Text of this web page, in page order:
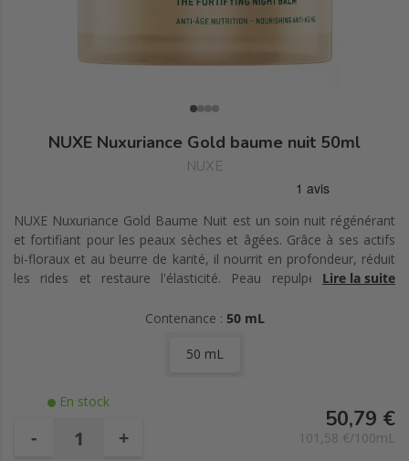
NUXE Nuxuriance Gold baume nuit 50ml
NUXE
NUXE Nuxuriance Gold Baume Nuit est un soin nuit régénérant
et fortifiant pour les peaux sèches et âgées. Grâce à ses actifs
bi-floraux et au beurre de karité, il nourrit en profondeur, réduit
les rides et restaure l'élasticité. Peau repulpée, douce et
Lire la suite
Contenance : 50 mL
50 mL
En stock
- +
50,79 €
101,58 €/100mL